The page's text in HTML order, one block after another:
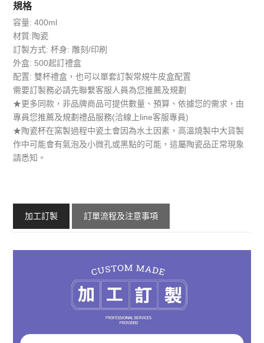
規格
容量: 400ml
材質:陶瓷
訂製方式: 杯身: 雕刻/印刷
外盒: 500起訂禮盒
配置: 雙杯禮盒，也可以單套訂製常規牛皮盒配置
需要訂製務必請先聯繫客服人員為您推薦及規劃
★更多同款，非品牌商品可提供數量、預算、依據您的需求，由
專員您推薦及規劃禮品服務(洽線上line客服專員)
​​★​​​​​陶瓷杯在窯製過程中瓷土會因為水土因素，高溫燒製中大貨製
作中可能會有氣泡及小微孔或黑點的可能，這屬陶瓷品正常現象
請悉知。
加工訂製 訂單流程及注意事項